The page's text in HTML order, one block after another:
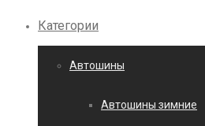
Категории
Автошины
Автошины зимние